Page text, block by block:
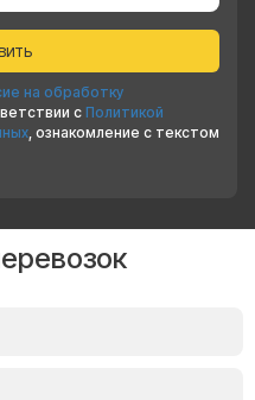
на обработку
с Политикой
, ознакомление с текстом